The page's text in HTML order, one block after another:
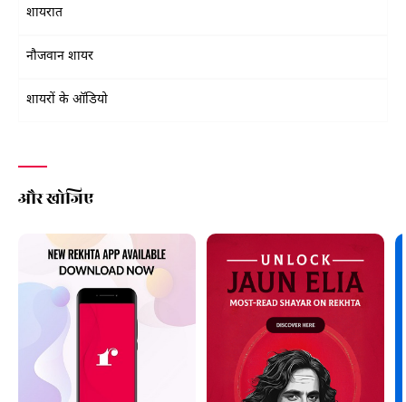
शायरात
नौजवान शायर
शायरों के ऑडियो
और खोजिए